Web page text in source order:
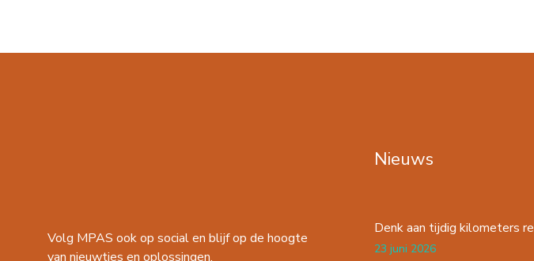
Volg MPAS ook op social en blijf op de hoogte
van nieuwtjes en oplossingen.
Nieuws
Denk aan tijdig kilometers
23 juni 2026